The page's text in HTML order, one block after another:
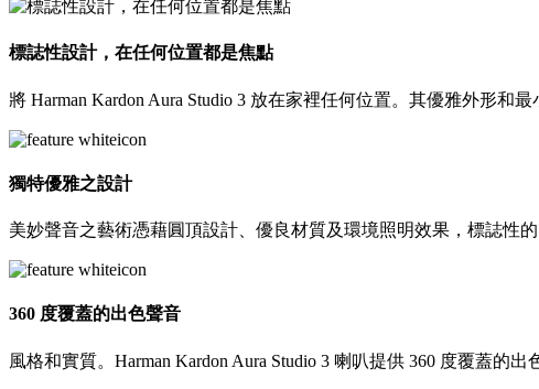
標誌性設計，在任何位置都是焦點
將 Harman Kardon Aura Studio 3 放在家裡任何位置。其優雅外形和
獨特優雅之設計
美妙聲音之藝術憑藉圓頂設計、優良材質及環境照明效果，標誌性的
360 度覆蓋的出色聲音
風格和實質。Harman Kardon Aura Studio 3 喇叭提供 360 度覆蓋的